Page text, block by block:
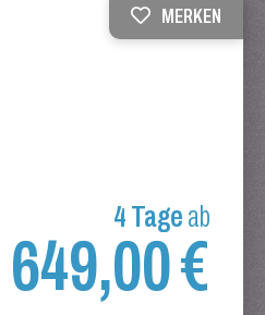
MERKEN
4 Tageab
649,00 €